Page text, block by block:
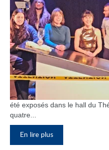
été exposés dans le hall du
quatre...
En lire plus